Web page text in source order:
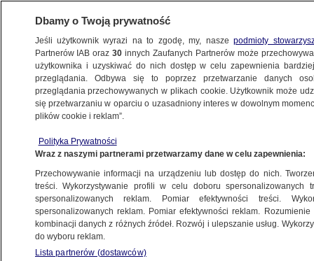
METEO
POGODA NA NOC I NA PONIEDZIAŁEK
miejscami mroźna, za dnia możliwy deszcz
i deszcz ze śniegiem
21.11.2021, 19:00
Udostępnij
Dbamy o Twoją prywatność
Jeśli użytkownik wyrazi na to zgodę, my, naszepodmioty
Partnerów IAB oraz30 innych Zaufanych Partnerów może
użytkownika i uzyskiwać do nich dostęp w celu zapewnienia
przeglądania. Odbywa się to poprzez przetwarzanie danych
przeglądania przechowywanych w plikach cookie. Użytkownik może
się przetwarzaniu w oparciu o uzasadniony interes w dowolnym
plików cookie i reklam”.
Polityka Prywatności
Wraz z naszymi partnerami przetwarzamy dane w celu zapewnienia:
Przechowywanie informacji na urządzeniu lub dostęp do nich.
treści. Wykorzystywanie profili w celu doboru spersonalizowanych
spersonalizowanych reklam. Pomiar efektywności treści.
spersonalizowanych reklam. Pomiar efektywności reklam.
kombinacji danych z różnych źródeł. Rozwój i ulepszanie usług.
do wyboru reklam.
Lista partnerów (dostawców)